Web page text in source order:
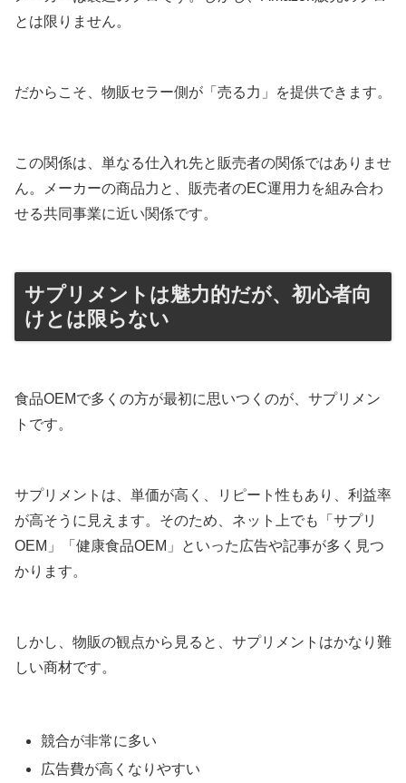
とは限りません。
だからこそ、物販セラー側が「売る力」を提供できます。
この関係は、単なる仕入れ先と販売者の関係ではありませ
ん。メーカーの商品力と、販売者のEC運用力を組み合わ
せる共同事業に近い関係です。
サプリメントは魅力的だが、初心者向
けとは限らない
食品OEMで多くの方が最初に思いつくのが、サプリメン
トです。
サプリメントは、単価が高く、リピート性もあり、利益率
が高そうに見えます。そのため、ネット上でも「サプリ
OEM」「健康食品OEM」といった広告や記事が多く見つ
かります。
しかし、物販の観点から見ると、サプリメントはかなり難
しい商材です。
競合が非常に多い
広告費が高くなりやすい